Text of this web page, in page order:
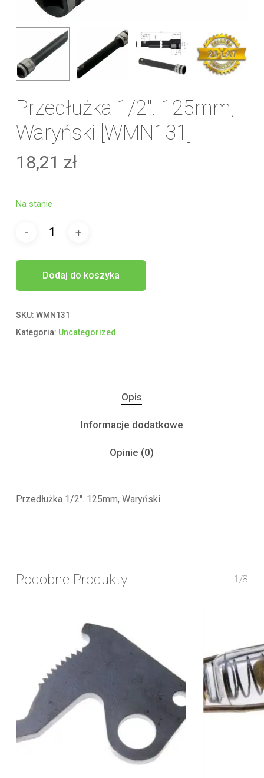
Przedłużka 1/2″. 125mm,
Waryński [WMN131]
18,21 zł
Na stanie
Dodaj do koszyka
SKU: WMN131
Kategoria: Uncategorized
Opis
Informacje dodatkowe
Opinie (0)
Przedłużka 1/2″. 125mm, Waryński
Podobne Produkty 1/8